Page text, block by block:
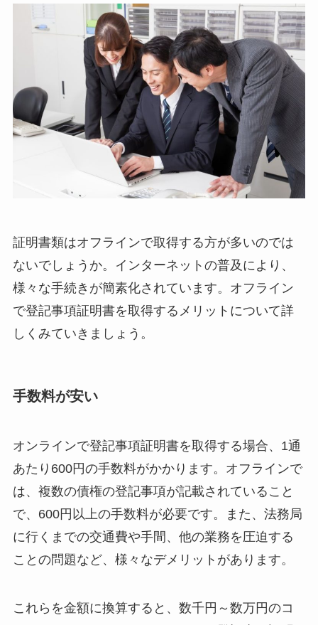
証明書類はオフラインで取得する方が多いのでは
ないでしょうか。インターネットの普及により、
様々な手続きが簡素化されています。オフライン
で登記事項証明書を取得するメリットについて詳
しくみていきましょう。
手数料が安い
オンラインで登記事項証明書を取得する場合、1通
あたり600円の手数料がかかります。オフラインで
は、複数の債権の登記事項が記載されていること
で、600円以上の手数料が必要です。また、法務局
に行くまでの交通費や手間、他の業務を圧迫する
ことの問題など、様々なデメリットがあります。
これらを金額に換算すると、数千円～数万円のコ